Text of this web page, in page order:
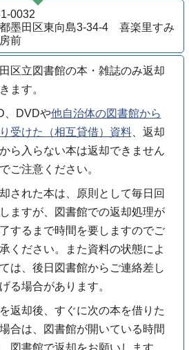
0032
墨田区東向島3-34-4 喜楽里すみ
前
区立図書館の本・雑誌のみ返却
ます。
、DVDや他自治体の図書館から
受けた（相互貸借）資料、返却
ら入らない本は返却できません
ご注意ください。
された本は、原則として毎日回
ますが、図書館での返却処理が
するまで時間を要しますのでご
ください。また資料の状態によ
は、後日図書館からご連絡差し
げる場合があります。
返却後、すぐに次の本を借りた
合は、図書館が開いている時間
図書館で返却をお願いします。